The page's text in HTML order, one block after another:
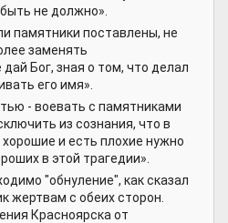
не должно».
памятники поставлены, не
заменять
Бог, зная о том, что делал
его имя».
- воевать с памятниками
из сознания, что в
и есть плохие нужно
в этой трагедии».
"обнуление", как сказал
жертвам с обеих сторон.
Красноярска от